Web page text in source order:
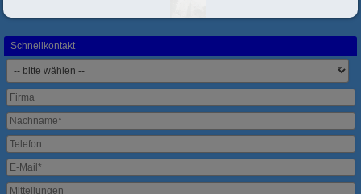
Schnellkontakt